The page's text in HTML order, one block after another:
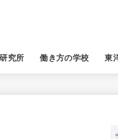
究所 働き方の学校 東